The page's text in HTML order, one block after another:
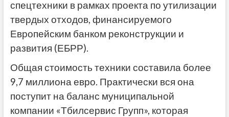
спецтехники в рамках проекта по утилизации
твердых отходов, финансируемого
Европейским банком реконструкции и
развития (ЕБРР).
Общая стоимость техники составила более
9,7 миллиона евро. Практически вся она
поступит на баланс муниципальной
компании «Тбилсервис Групп», которая